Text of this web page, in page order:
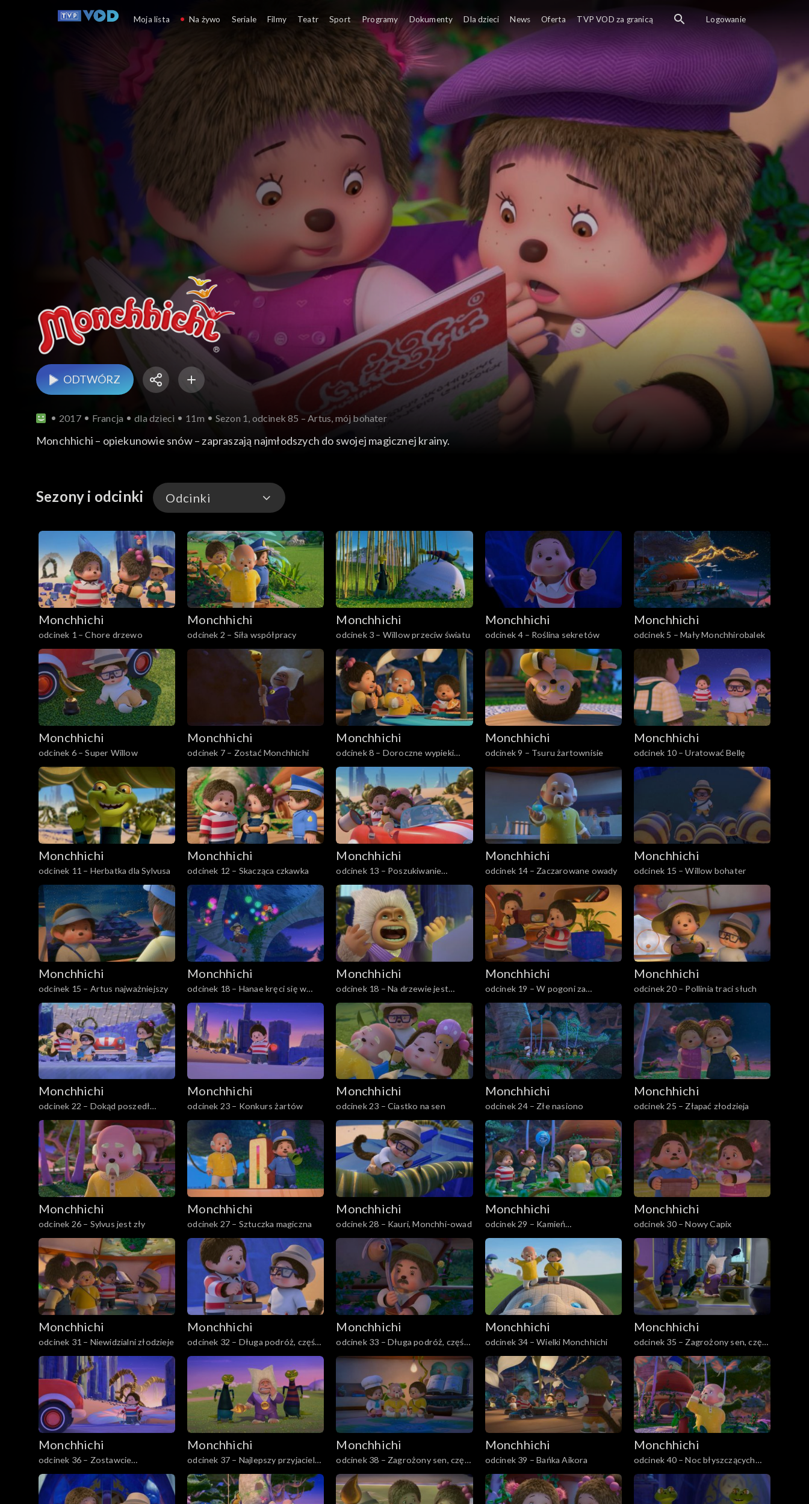
Monchhichi
ODTWÓRZ
2017 Francja dla dzieci 11m Sezon 1, odcinek 85 – Artus, mój bohater
Monchhichi – opiekunowie snów – zapraszają najmłodszych do swojej magicznej krainy.
Sezony i odcinki Odcinki
Odcinki
Monchhichi
odcinek 1 – Chore drzewo
Monchhichi
odcinek 2 – Siła współpracy
Monchhichi
odcinek 3 – Willow przeciw światu
Monchhichi
odcinek 4 – Roślina sekretów
Monchhichi
odcinek 5 – Mały Monchhirobalek
Monchhichi
odcinek 6 – Super Willow
Monchhichi
odcinek 7 – Zostać Monchhichi
Monchhichi
odcinek 8 – Doroczne wypieki
Monchhichi
Monchhichi
odcinek 9 – Tsuru żartownisie
Monchhichi
odcinek 10 – Uratować Bellę
Monchhichi
odcinek 11 – Herbatka dla Sylvusa
Monchhichi
odcinek 12 – Skacząca czkawka
Monchhichi
odcinek 13 – Poszukiwanie
straconej pamięci
Monchhichi
odcinek 14 – Zaczarowane owady
Monchhichi
odcinek 15 – Willow bohater
Monchhichi
odcinek 15 – Artus najważniejszy
Monchhichi
odcinek 18 – Hanae kręci się w
głowie
Monchhichi
odcinek 18 – Na drzewie jest
jaszczur
Monchhichi
odcinek 19 – W pogoni za
Monchhi-niespodziankami
Monchhichi
odcinek 20 – Pollinia traci słuch
Monchhichi
odcinek 22 – Dokąd poszedł
Willow?
Monchhichi
odcinek 23 – Konkurs żartów
Monchhichi
odcinek 23 – Ciastko na sen
Monchhichi
odcinek 24 – Złe nasiono
Monchhichi
odcinek 25 – Złapać złodzieja
Monchhichi
odcinek 26 – Sylvus jest zły
Monchhichi
odcinek 27 – Sztuczka magiczna
Monchhichi
odcinek 28 – Kauri, Monchhi-owad
Monchhichi
odcinek 29 – Kamień
Monchhiowadów
Monchhichi
odcinek 30 – Nowy Capix
Monchhichi
odcinek 31 – Niewidzialni złodzieje
Monchhichi
odcinek 32 – Długa podróż, część
pierwsza
Monchhichi
odcinek 33 – Długa podróż, część
druga
Monchhichi
odcinek 34 – Wielki Monchhichi
Monchhichi
odcinek 35 – Zagrożony sen, część
pierwsza
Monchhichi
odcinek 36 – Zostawcie
Monchhiauto
Monchhichi
odcinek 37 – Najlepszy przyjaciel
Aikor
Monchhichi
odcinek 38 – Zagrożony sen, część
druga
Monchhichi
odcinek 39 – Bańka Aikora
Monchhichi
odcinek 40 – Noc błyszczących
Monchhiowadów
Moja lista Na żywo Seriale Filmy Teatr Sport Programy Dokumenty Dla dzieci News Oferta TVP VOD za granicą Logowanie